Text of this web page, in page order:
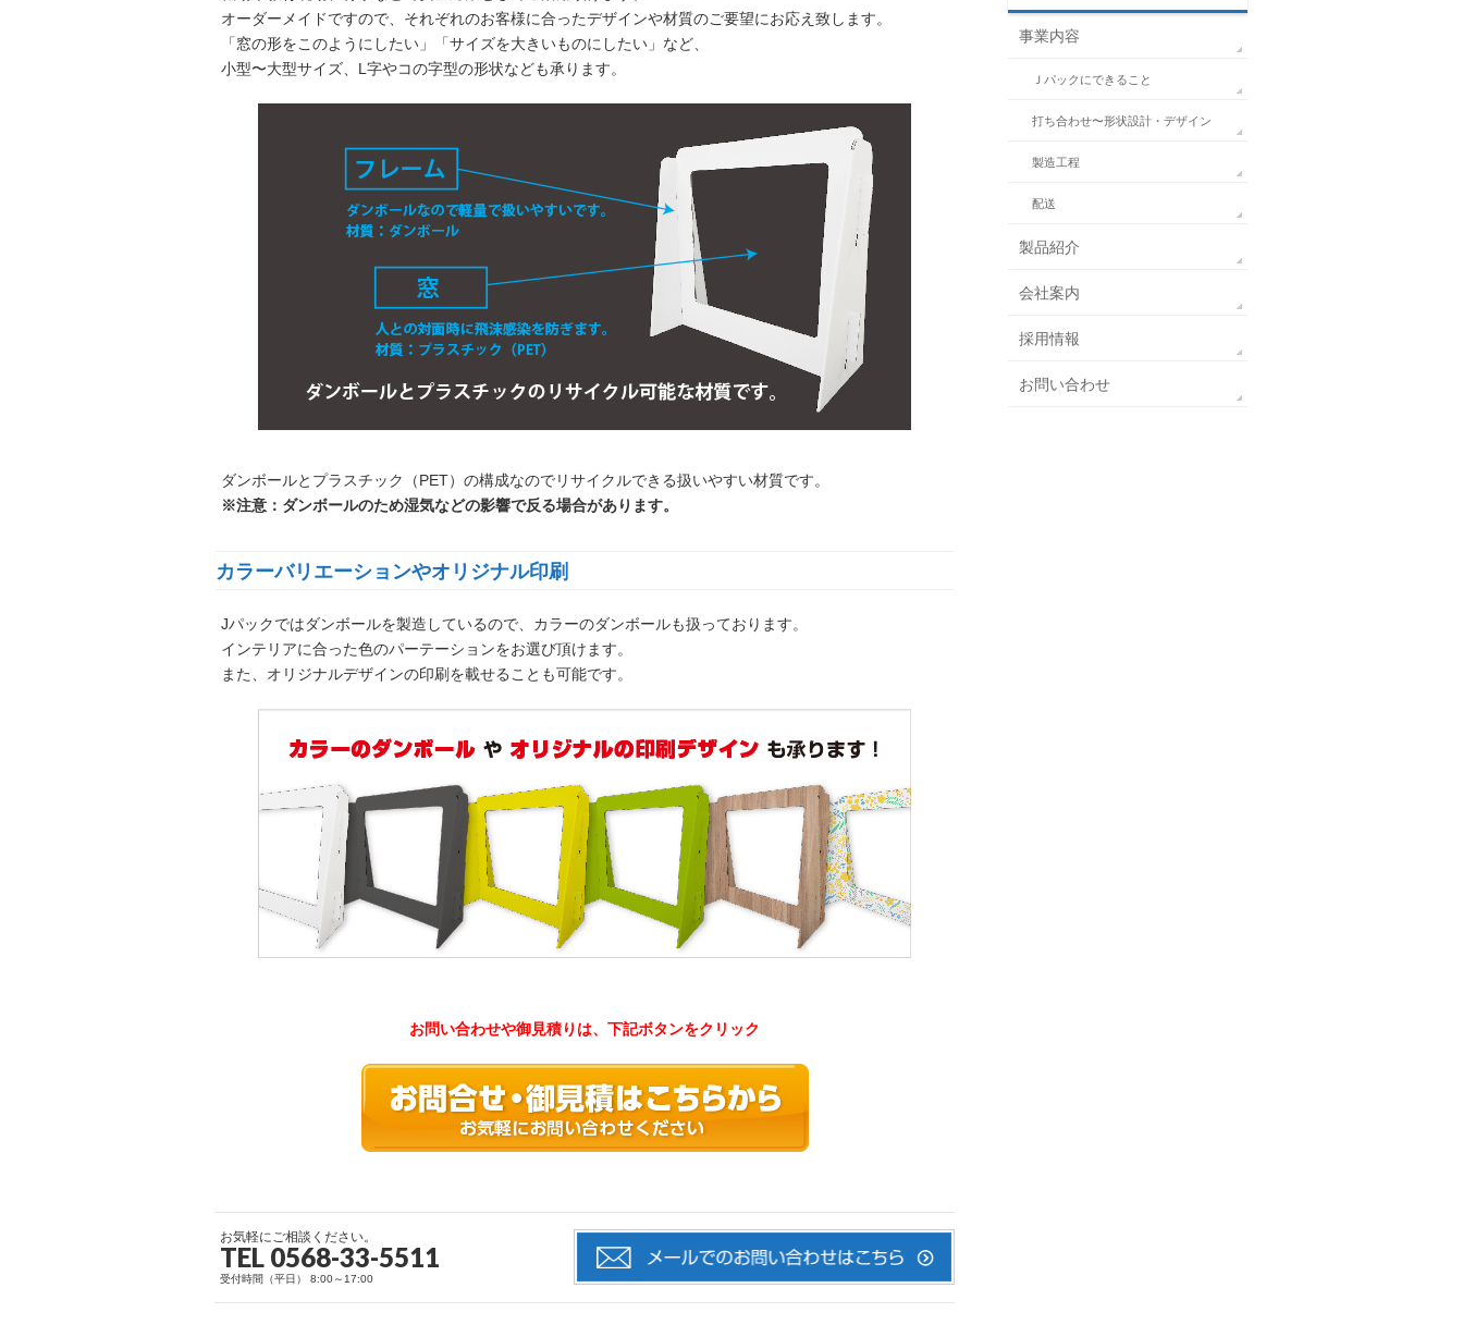
オーダーメイドですので、それぞれのお客様に合ったデザインや材質のご要望にお応え致します。
「窓の形をこのようにしたい」「サイズを大きいものにしたい」など、
小型〜大型サイズ、L字やコの字型の形状なども承ります。
ダンボールとプラスチック（PET）の構成なのでリサイクルできる扱いやすい材質です。
※注意：ダンボールのため湿気などの影響で反る場合があります。
カラーバリエーションやオリジナル印刷
Jパックではダンボールを製造しているので、カラーのダンボールも扱っております。
インテリアに合った色のパーテーションをお選び頂けます。
また、オリジナルデザインの印刷を載せることも可能です。
お問い合わせや御見積りは、下記ボタンをクリック
お気軽にご相談ください。
TEL 0568-33-5511
受付時間（平日） 8:00～17:00
事業内容
Ｊパックにできること
打ち合わせ〜形状設計・デザイン
製造工程
配送
製品紹介
会社案内
採用情報
お問い合わせ